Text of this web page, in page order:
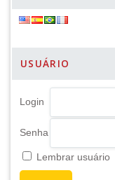
USUÁRIO
Login
Senha
Lembrar usuário